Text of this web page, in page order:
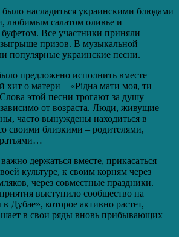
насладиться украинскими блюдами
любимым салатом оливье и
Все участники приняли
призов. В музыкальной
популярные украинские песни.
предложено исполнить вместе
хит о матери – «Рідна мати моя, ти
этой песни трогают за душу
от возраста. Люди, живущие
часто вынуждены находиться в
своими близкими – родителями,
держаться вместе, прикасаться
культуре, к своим корням через
через совместные праздники.
выступило сообщество на
Дубае», которое активно растет,
в свои ряды вновь прибывающих